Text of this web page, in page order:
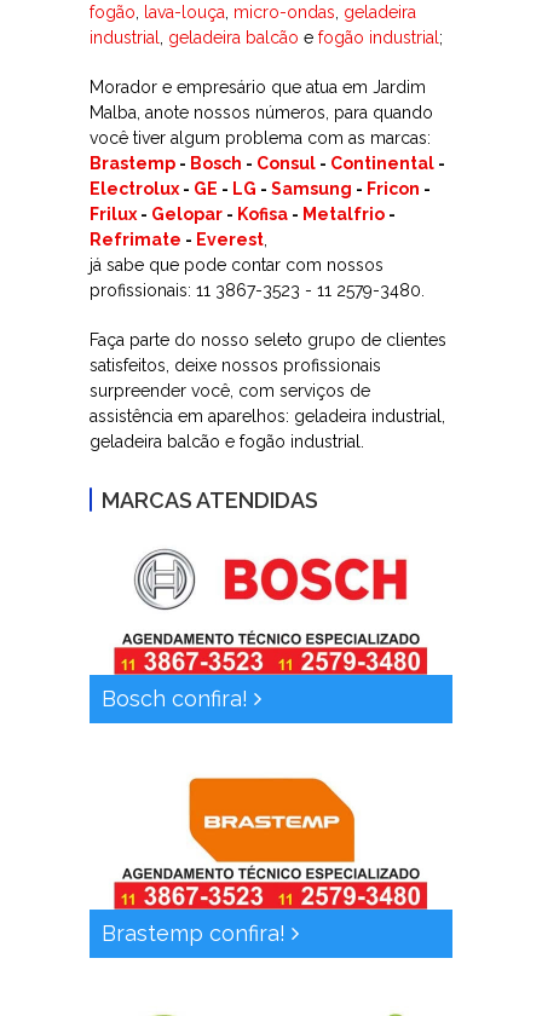
fogão
lava-louça micro-ondas geladeira
industrial
geladeira balcão e fogão industrial ;
Morador e empresário que atua em Jardim
Malba, anote nossos números, para quando
você tiver algum problema com as marcas:
Brastemp - Bosch - Consul - Continental -
Electrolux - GE - LG - Samsung - Fricon -
Frilux - Gelopar - Kofisa - Metalfrio -
Refrimate - Everest
já sabe que pode contar com nossos
profissionais: 11 3867-3523 - 11 2579-3480.
Faça parte do nosso seleto grupo de clientes
satisfeitos, deixe nossos profissionais
surpreender você, com serviços de
assistência em aparelhos: geladeira industrial,
geladeira balcão e fogão industrial.
MARCAS ATENDIDAS
Bosch confira!
Brastemp confira!